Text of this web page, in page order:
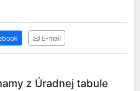
E-mail
z Úradnej tabule